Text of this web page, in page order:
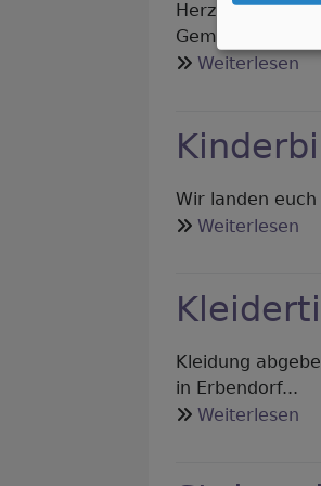
Herzliche
Gemeindefest...
Weiterlesen
Wir landen
Weiterlesen
Kleidung
in Erbendorf...
Weiterlesen